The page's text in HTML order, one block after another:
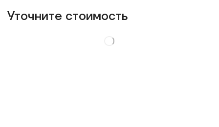
Уточнитe стоимость